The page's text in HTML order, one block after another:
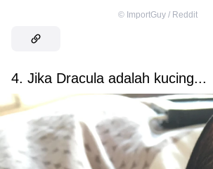
© ImportGuy / Reddit
4. Jika Dracula adalah kucing...